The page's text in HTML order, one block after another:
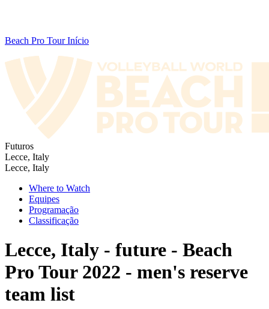
Beach Pro Tour Início
Futuros
Lecce, Italy
Lecce, Italy
Where to Watch
Equipes
Programação
Classificação
Lecce, Italy - future - Beach
Pro Tour 2022 - men's reserve
team list